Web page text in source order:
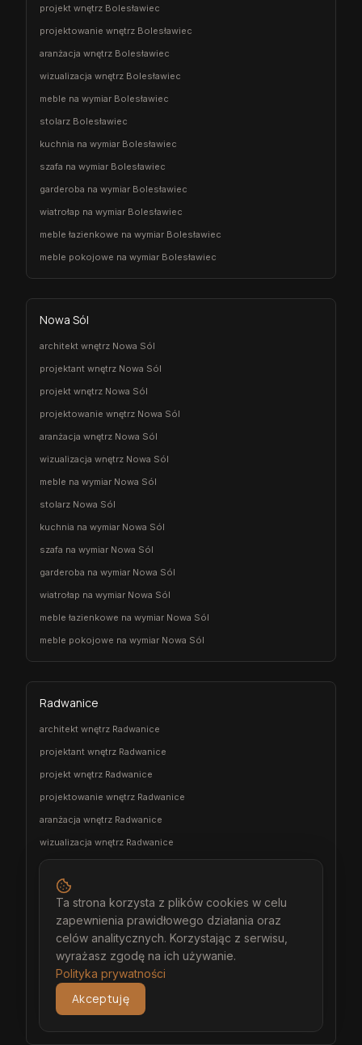
projekt wnętrz Bolesławiec
projektowanie wnętrz Bolesławiec
aranżacja wnętrz Bolesławiec
wizualizacja wnętrz Bolesławiec
meble na wymiar Bolesławiec
stolarz Bolesławiec
kuchnia na wymiar Bolesławiec
szafa na wymiar Bolesławiec
garderoba na wymiar Bolesławiec
wiatrołap na wymiar Bolesławiec
meble łazienkowe na wymiar Bolesławiec
meble pokojowe na wymiar Bolesławiec
Nowa Sól
architekt wnętrz Nowa Sól
projektant wnętrz Nowa Sól
projekt wnętrz Nowa Sól
projektowanie wnętrz Nowa Sól
aranżacja wnętrz Nowa Sól
wizualizacja wnętrz Nowa Sól
meble na wymiar Nowa Sól
stolarz Nowa Sól
kuchnia na wymiar Nowa Sól
szafa na wymiar Nowa Sól
garderoba na wymiar Nowa Sól
wiatrołap na wymiar Nowa Sól
meble łazienkowe na wymiar Nowa Sól
meble pokojowe na wymiar Nowa Sól
Radwanice
architekt wnętrz Radwanice
projektant wnętrz Radwanice
projekt wnętrz Radwanice
projektowanie wnętrz Radwanice
aranżacja wnętrz Radwanice
wizualizacja wnętrz Radwanice
meble na wymiar Radwanice
stolarz Radwanice
kuchnia na wymiar Radwanice
szafa na wymiar Radwanice
garderoba na wymiar Radwanice
wiatrołap na wymiar Radwanice
meble łazienkowe na wymiar Radwanice
Ta strona korzysta z plików cookies w celu
zapewnienia prawidłowego działania oraz
celów analitycznych. Korzystając z serwisu,
wyrażasz zgodę na ich używanie.
Polityka prywatności
Akceptuję